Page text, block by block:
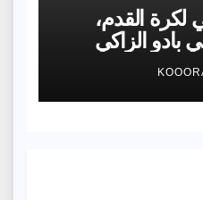
لكرة القدم،
بادو الزاكي
لمدة عامٍ واحدٍ
آسيا